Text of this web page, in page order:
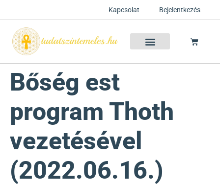
Kapcsolat Bejelentkezés
Bőség est
program Thoth
vezetésével
(2022.06.16.)